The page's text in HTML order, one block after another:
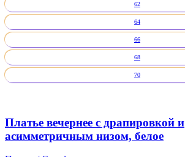
62
64
66
68
70
Платье вечернее с драпировкой и
асимметричным низом, белое